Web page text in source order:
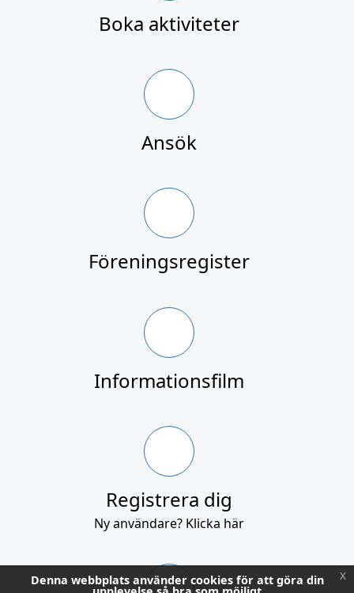
Boka aktiviteter
Ansök
Föreningsregister
Informationsfilm
Registrera dig
Ny användare? Klicka här
Denna webbplats använder cookies för att göra din x